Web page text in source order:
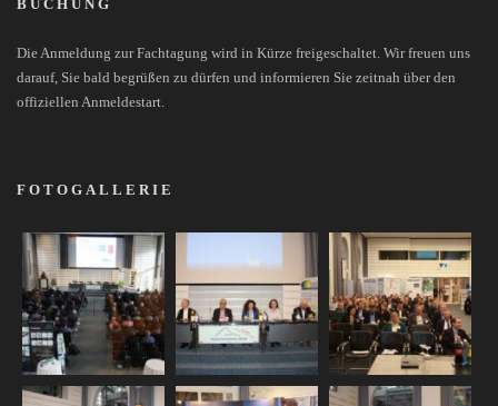
BUCHUNG
Die Anmeldung zur Fachtagung wird in Kürze freigeschaltet. Wir freuen uns
darauf, Sie bald begrüßen zu dürfen und informieren Sie zeitnah über den
offiziellen Anmeldestart.
FOTOGALLERIE